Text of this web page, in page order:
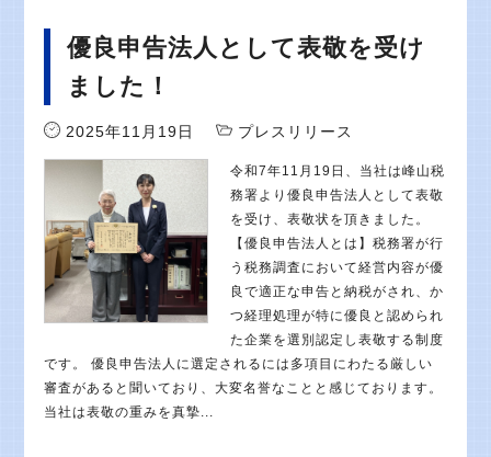
優良申告法人として表敬を受け
ました！
2025年11月19日 プレスリリース
令和7年11月19日、当社は峰山税
務署より優良申告法人として表敬
を受け、表敬状を頂きました。
【優良申告法人とは】税務署が行
う税務調査において経営内容が優
良で適正な申告と納税がされ、か
つ経理処理が特に優良と認められ
た企業を選別認定し表敬する制度
です。 優良申告法人に選定されるには多項目にわたる厳しい
審査があると聞いており、大変名誉なことと感じております。
当社は表敬の重みを真摯...